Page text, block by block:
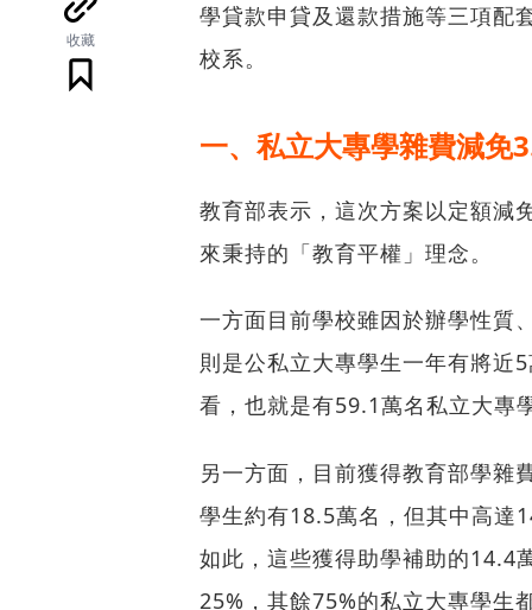
收藏
學貸款申貸及還款措施等三項配
校系。
一、私立大專學雜費減免
教育部表示，這次方案以定額減
來秉持的「教育平權」理念。
一方面目前學校雖因於辦學性質
則是公私立大專學生一年有將近
看，也就是有59.1萬名私立大專
另一方面，目前獲得教育部學雜
學生約有18.5萬名，但其中高達
如此，這些獲得助學補助的14.4
25%，其餘75%的私立大專學生